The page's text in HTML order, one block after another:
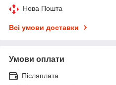
Нова Пошта
Всі умови доставки
Умови оплати
Післяплата